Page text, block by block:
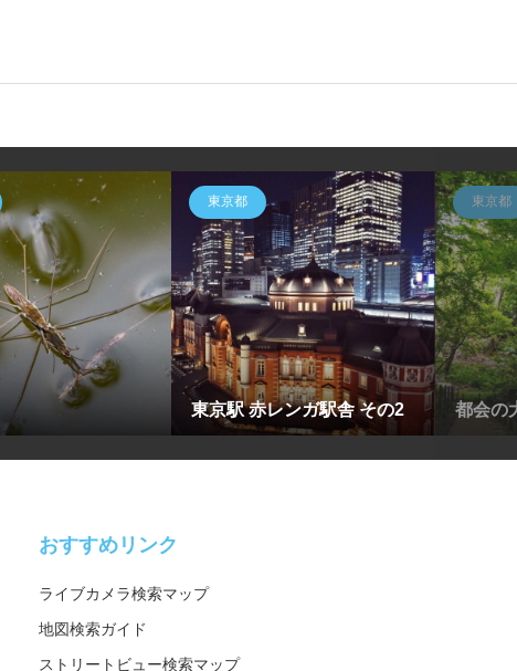
東京都
東京駅 赤レンガ駅舎 その2
東京都
都会の
おすすめリンク
ライブカメラ検索マップ
地図検索ガイド
ストリートビュー検索マップ